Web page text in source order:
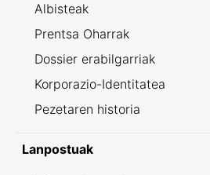
Albisteak
Prentsa Oharrak
Dossier erabilgarriak
Korporazio-Identitatea
Pezetaren historia
Lanpostuak